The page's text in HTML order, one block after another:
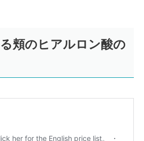
頬のヒアルロン酸の